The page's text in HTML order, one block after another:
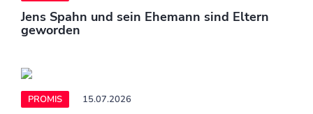
Jens Spahn und sein Ehemann sind Eltern
geworden
PROMIS 15.07.2026